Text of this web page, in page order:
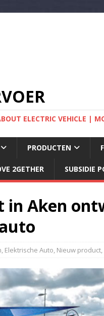
ELECTRIC VEHICLE |
PRODUCTEN
2GETHER SUBSIDIE
in Aken
, Elektrische Auto, Nieuw product,